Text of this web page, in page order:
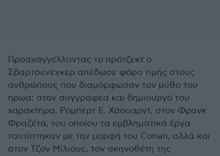
Προαναγγέλλοντας το πρότζεκτ ο
Σβαρτσενέγκερ απέδωσε φόρο τιμής στους
ανθρώπους που διαμόρφωσαν τον μύθο του
ήρωα: στον συγγραφέα και δημιουργό του
χαρακτήρα, Ρόμπερτ Ε. Χάουαρντ, στον Φρανκ
Φραζέτα, του οποίου τα εμβληματικά έργα
ταυτίστηκαν με την μορφή του Conan, αλλά και
στον Τζον Μίλιους, τον σκηνοθέτη της